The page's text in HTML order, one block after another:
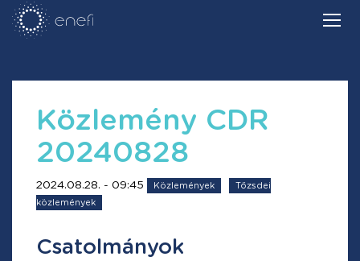
Közlemény CDR
20240828
2024.08.28. - 09:45 Közlemények
Tőzsdei
közlemények
Csatolmányok